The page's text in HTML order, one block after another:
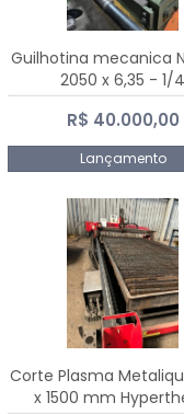
Guilhotina mecanica
2050 x 6,35 - 1/4
R$ 40.000,00
Lançamento
Corte Plasma
x 1500 mm